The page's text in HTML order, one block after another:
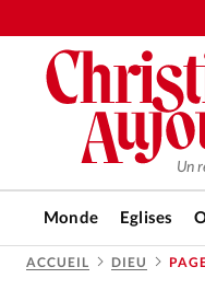
Un
Monde Eglises
ACCUEIL DIEU